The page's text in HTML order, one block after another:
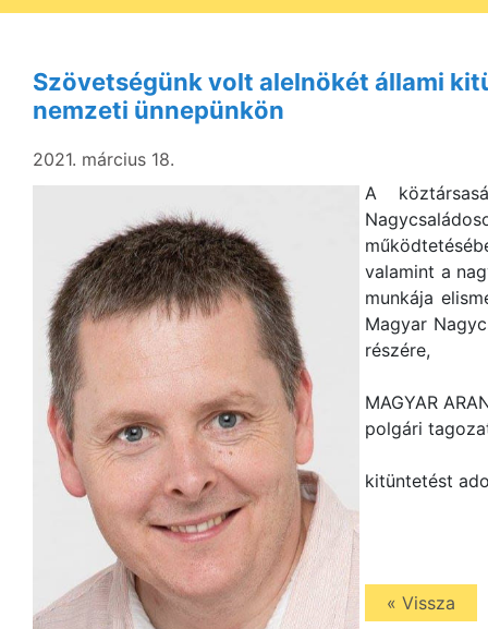
Szövetségünk volt alelnökét állami
nemzeti ünnepünkön
2021. március 18.
A
valamint a
munkája
Magyar
részére,
MAGYAR
polgári
kitüntetést
« Vissza